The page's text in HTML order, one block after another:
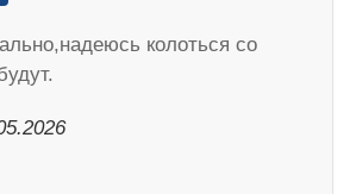
колоться со